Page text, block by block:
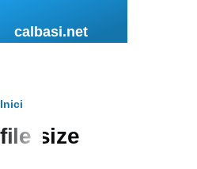
calbasi.net
Fil
d'ariadna
Inici
file size